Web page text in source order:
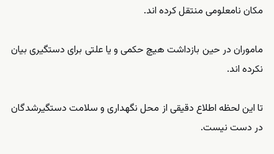
مکان نامعلومی منتقل کرده اند.
ماموران در حین بازداشت هیچ حکمی و یا علتی برای دستگیری بیان
نکرده اند.
تا این لحظه اطلاع دقیقی از محل نگهداری و سلامت دستگیرشدگان
در دست نیست.